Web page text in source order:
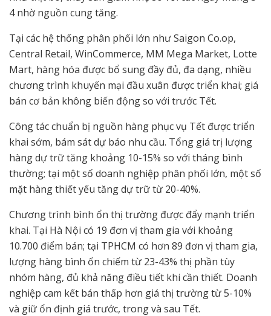
4 nhờ nguồn cung tăng.
Tại các hệ thống phân phối lớn như Saigon Co.op,
Central Retail, WinCommerce, MM Mega Market, Lotte
Mart, hàng hóa được bổ sung đầy đủ, đa dạng, nhiều
chương trình khuyến mại đầu xuân được triển khai; giá
bán cơ bản không biến động so với trước Tết.
Công tác chuẩn bị nguồn hàng phục vụ Tết được triển
khai sớm, bám sát dự báo nhu cầu. Tổng giá trị lượng
hàng dự trữ tăng khoảng 10-15% so với tháng bình
thường; tại một số doanh nghiệp phân phối lớn, một số
mặt hàng thiết yếu tăng dự trữ từ 20-40%.
Chương trình bình ổn thị trường được đẩy mạnh triển
khai. Tại Hà Nội có 19 đơn vị tham gia với khoảng
10.700 điểm bán; tại TPHCM có hơn 89 đơn vị tham gia,
lượng hàng bình ổn chiếm từ 23-43% thị phần tùy
nhóm hàng, đủ khả năng điều tiết khi cần thiết. Doanh
nghiệp cam kết bán thấp hơn giá thị trường từ 5-10%
và giữ ổn định giá trước, trong và sau Tết.